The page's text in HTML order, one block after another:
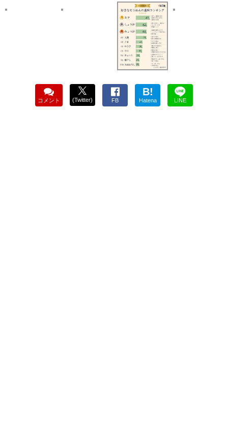
コメント (Twitter) FB
B!
Hatena LINE